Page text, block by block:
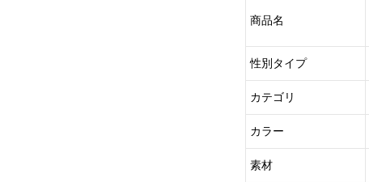
商品名
性別タイプ
カテゴリ
カラー
素材